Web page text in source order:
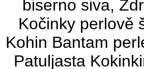
biserno siva,
Kočinky perlově
Kohin Bantam
Patuljasta